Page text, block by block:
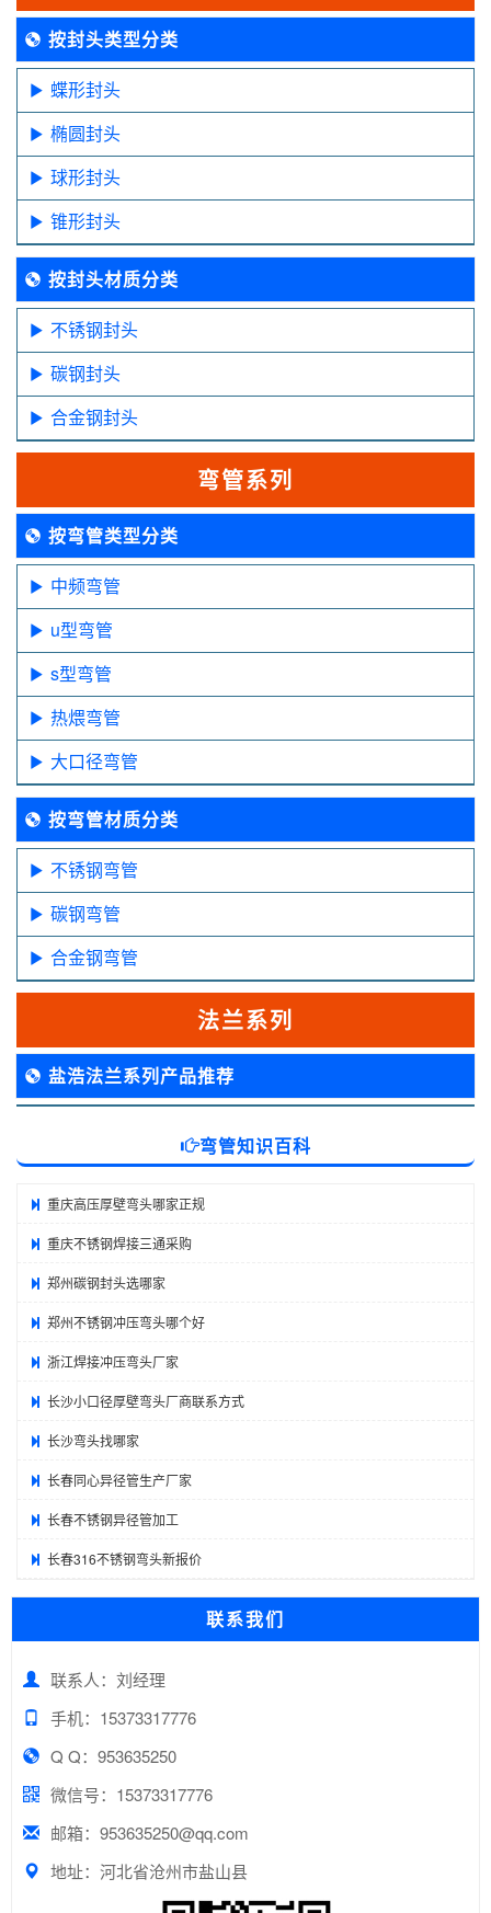
按封头类型分类
蝶形封头
椭圆封头
球形封头
锥形封头
按封头材质分类
不锈钢封头
碳钢封头
合金钢封头
弯管系列
按弯管类型分类
中频弯管
u型弯管
s型弯管
热煨弯管
大口径弯管
按弯管材质分类
不锈钢弯管
碳钢弯管
合金钢弯管
法兰系列
盐浩法兰系列产品推荐
弯管知识百科
重庆高压厚壁弯头哪家正规
重庆不锈钢焊接三通采购
郑州碳钢封头选哪家
郑州不锈钢冲压弯头哪个好
浙江焊接冲压弯头厂家
长沙小口径厚壁弯头厂商联系方式
长沙弯头找哪家
长春同心异径管生产厂家
长春不锈钢异径管加工
长春316不锈钢弯头新报价
联系我们
联系人：刘经理
手机：15373317776
Q Q：953635250
微信号：15373317776
邮箱：953635250@qq.com
地址：河北省沧州市盐山县